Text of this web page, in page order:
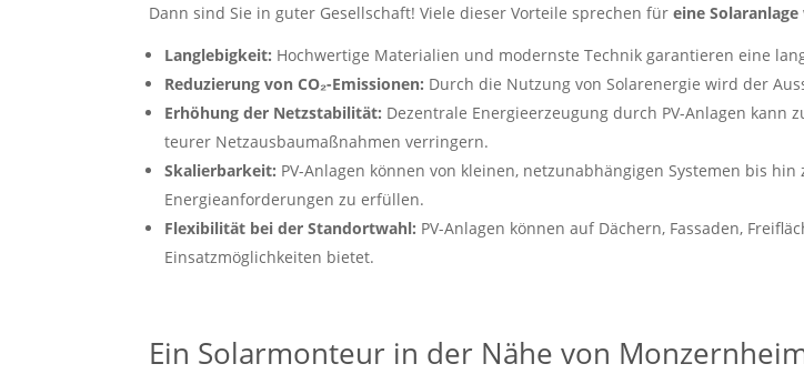
Dann sind Sie in guter Gesellschaft! Viele dieser Vorteile sprechen füreine Solaranlage
Langlebigkeit: Hochwertige Materialien und modernste Technik garantieren eine
Reduzierung von CO₂-Emissionen: Durch die Nutzung von Solarenergie wird der
Erhöhung der Netzstabilität: Dezentrale Energieerzeugung durch PV-Anlagen
teurer Netzausbaumaßnahmen verringern.
Skalierbarkeit: PV-Anlagen können von kleinen, netzunabhängigen Systemen bis
Energieanforderungen zu erfüllen.
Flexibilität bei der Standortwahl: PV-Anlagen können auf Dächern, Fassaden,
Einsatzmöglichkeiten bietet.
Ein Solarmonteur in der Nähe von